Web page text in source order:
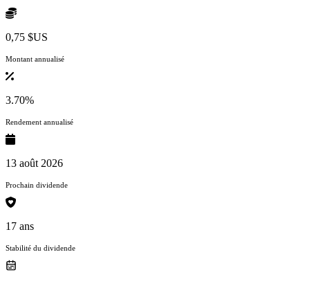
0,75 $US
Montant annualisé
3.70%
Rendement annualisé
13 août 2026
Prochain dividende
17 ans
Stabilité du dividende